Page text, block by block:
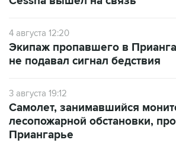
4 августа 12:20
Экипаж пропавшего в
не подавал сигнал бедствия
3 августа 19:12
Самолет, занимавшийся
лесопожарной обстановки,
Приангарье